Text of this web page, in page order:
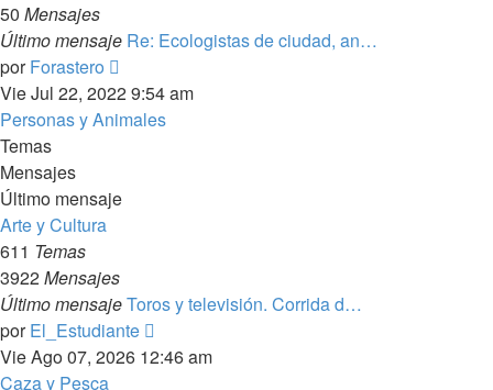
50 Mensajes
Último mensaje Re: Ecologistas de ciudad, an…
porForastero
último
mensaje
Vie Jul 22, 2022 9:54 am
Personas y Animales
Temas
Mensajes
Último mensaje
Arte y Cultura
611 Temas
3922Mensajes
Último mensajeToros y televisión. Corrida d…
porEl_Estudiante
último
Vie Ago 07, 2026 12:46 am
Caza y Pesca